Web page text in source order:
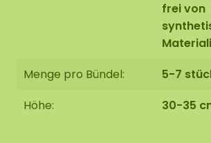
frei von
Menge pro Bündel:
5-7
Höhe:
30-35